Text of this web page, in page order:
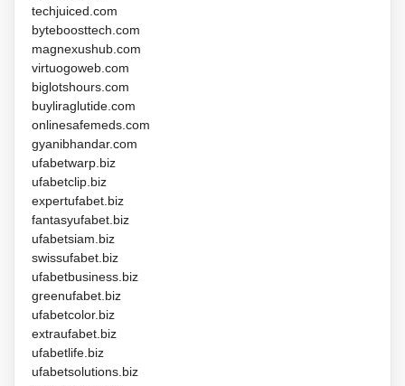
techjuiced.com
byteboosttech.com
magnexushub.com
virtuogoweb.com
biglotshours.com
buyliraglutide.com
onlinesafemeds.com
gyanibhandar.com
ufabetwarp.biz
ufabetclip.biz
expertufabet.biz
fantasyufabet.biz
ufabetsiam.biz
swissufabet.biz
ufabetbusiness.biz
greenufabet.biz
ufabetcolor.biz
extraufabet.biz
ufabetlife.biz
ufabetsolutions.biz